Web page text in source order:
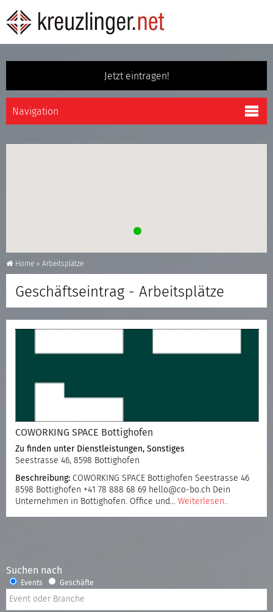
Jetzt eintragen!
Home » Arbeitsplätze
Geschäftseintrag - Arbeitsplätze
COWORKING SPACE Bottighofen
Zu finden unter Dienstleistungen, Sonstiges
Seestrasse 46, 8598 Bottighofen
Beschreibung: COWORKING SPACE Bottighofen Seestrasse 46
8598 Bottighofen +41 78 888 68 69 hello@co-bo.ch Dein
Unternehmen in Bottighofen. Office und… Weiterlesen..
Suchen nach
Events Geschäfte